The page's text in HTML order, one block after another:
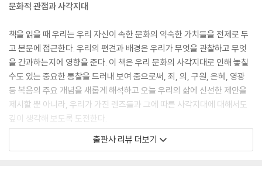
문화적 관점과 사각지대
책을 읽을 때 우리는 우리 자신이 속한 문화의 익숙한 가치들을 전제로 두
고 본문에 접근한다. 우리의 편견과 배경은 우리가 무엇을 관찰하고 무엇
을 간과하는지에 영향을 준다. 이 책은 우리 문화의 사각지대로 인해 놓칠
수도 있는 중요한 통찰을 드러내 보여 줌으로써, 죄, 의, 구원, 은혜, 영광
등 복음의 주요 개념을 새롭게 해석하고 오늘 우리의 삶에 신선한 제안을
제시할 뿐 아니라, 우리가 가진 렌즈들과 그에 따른 사각지대에 대해서도
깊이 생각해 보도록 도전한다.
현대 동아시아 문화를 통해 바라보는 고대 지중해 사회
출판사 리뷰 더보기